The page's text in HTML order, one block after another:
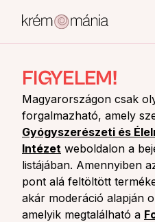
FIGYELEM!
Magyarországon csak
forgalmazható, amely
Gyógyszerészeti és
Intézet weboldalon a
listájában. Amennyiben
pont alá feltöltött
akár moderáció alapján
amelyik megtalálható a